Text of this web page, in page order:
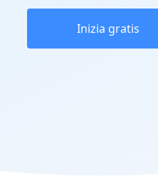
Inizia gratis